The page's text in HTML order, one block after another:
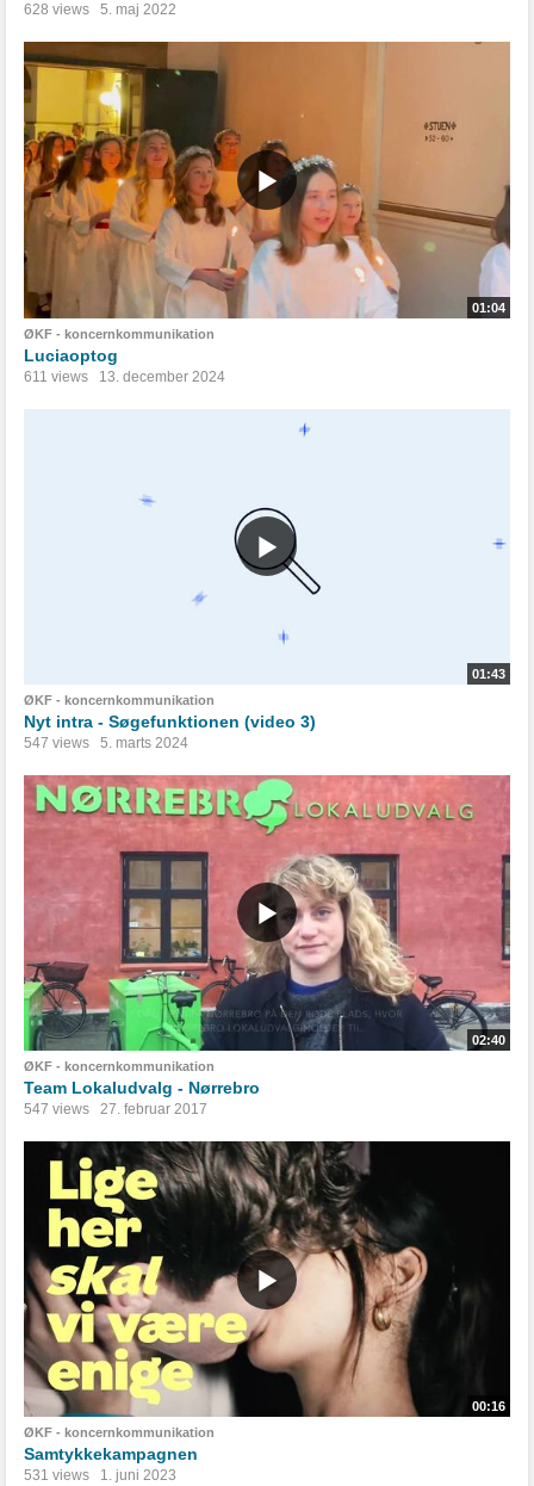
628 views 5. maj 2022
01:04
ØKF - koncernkommunikation
Luciaoptog
611 views 13. december 2024
01:43
ØKF - koncernkommunikation
Nyt intra - Søgefunktionen (video 3)
547 views 5. marts 2024
02:40
ØKF - koncernkommunikation
Team Lokaludvalg - Nørrebro
547 views 27. februar 2017
00:16
ØKF - koncernkommunikation
Samtykkekampagnen
531 views 1. juni 2023